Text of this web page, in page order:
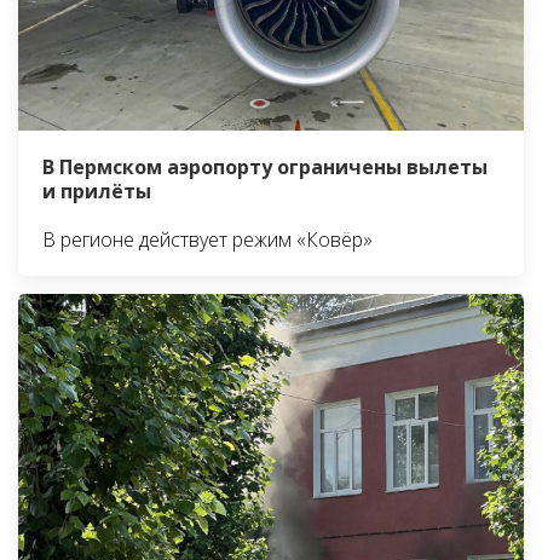
В Пермском аэропорту ограничены вылеты
и прилёты
В регионе действует режим «Ковёр»